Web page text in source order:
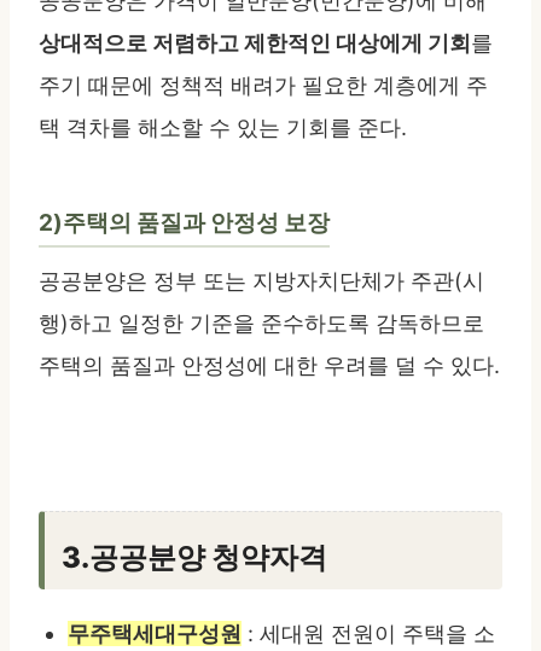
상대적으로 저렴하고 제한적인 대상에게 기회 를
주기 때문에 정책적 배려가 필요한 계층에게 주
택 격차를 해소할 수 있는 기회를 준다.
2)주택의 품질과 안정성 보장
공공분양은 정부 또는 지방자치단체가 주관(시
행)하고 일정한 기준을 준수하도록 감독하므로
주택의 품질과 안정성에 대한 우려를 덜 수 있다.
3.공공분양 청약자격
무주택세대구성원 : 세대원 전원이 주택을 소